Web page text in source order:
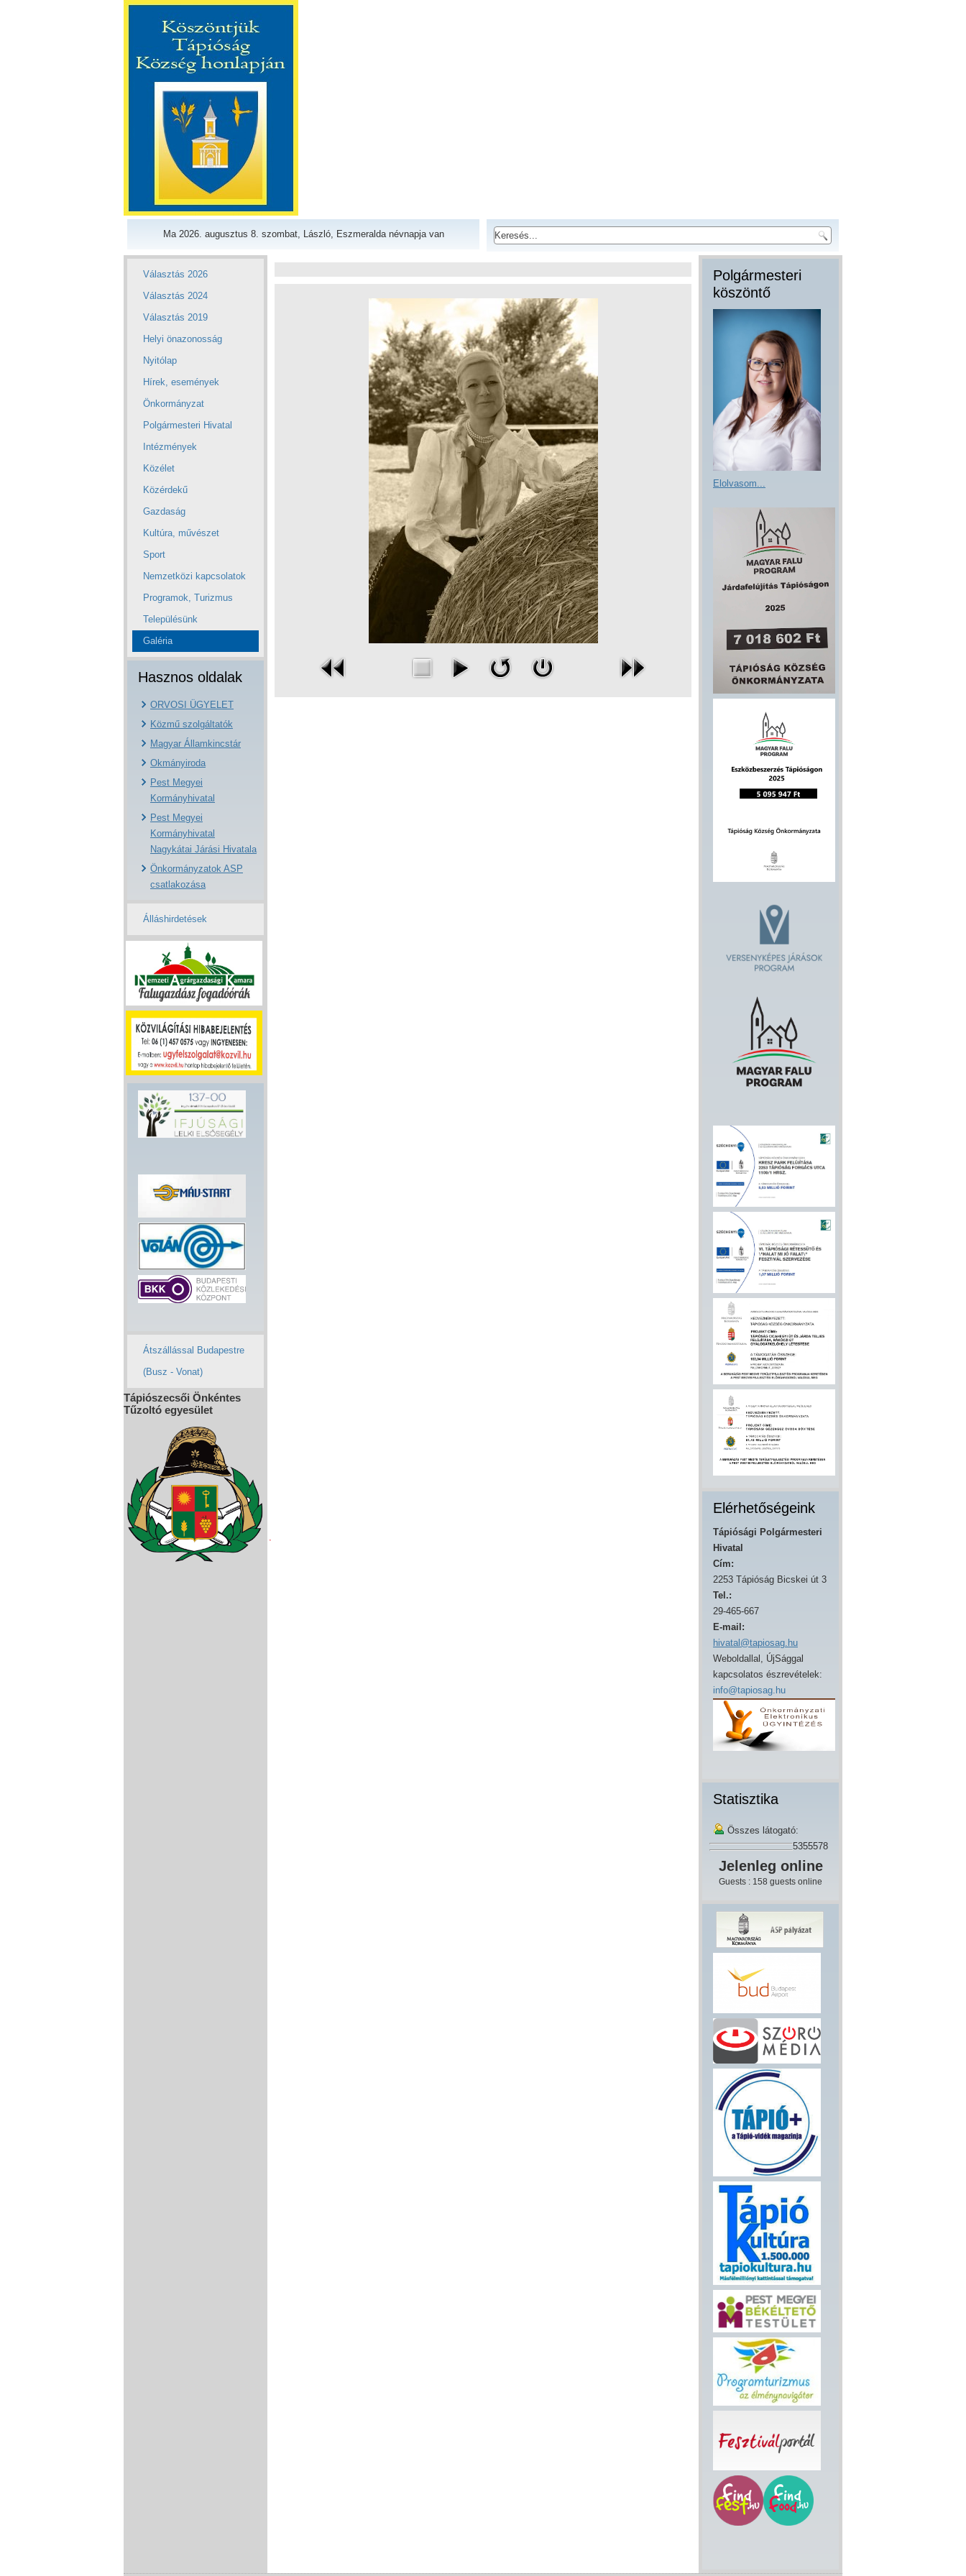
Ma 2026. augusztus 8. szombat, László, Eszmeralda névnapja van
Választás 2026
Választás 2024
Választás 2019
Helyi önazonosság
Nyitólap
Hírek, események
Önkormányzat
Polgármesteri Hivatal
Intézmények
Közélet
Közérdekű
Gazdaság
Kultúra, művészet
Sport
Nemzetközi kapcsolatok
Programok, Turizmus
Településünk
Galéria
Hasznos oldalak
ORVOSI ÜGYELET
Közmű szolgáltatók
Magyar Államkincstár
Okmányiroda
Pest Megyei
Kormányhivatal
Pest Megyei
Kormányhivatal
Nagykátai Járási Hivatala
Önkormányzatok ASP
csatlakozása
Álláshirdetések
Átszállással Budapestre
(Busz - Vonat)
Tápiószecsői Önkéntes
Tűzoltó egyesület
Polgármesteri
köszöntő
Elolvasom...
Elérhetőségeink
Tápiósági Polgármesteri
Hivatal
Cím:
2253 Tápióság Bicskei út 3
Tel.:
29-465-667
E-mail:
hivatal@tapiosag.hu
Weboldallal, ÚjSággal
kapcsolatos észrevételek:
info@tapiosag.hu
Statisztika
Összes látogató:
5355578
Jelenleg online
Guests : 158 guests online